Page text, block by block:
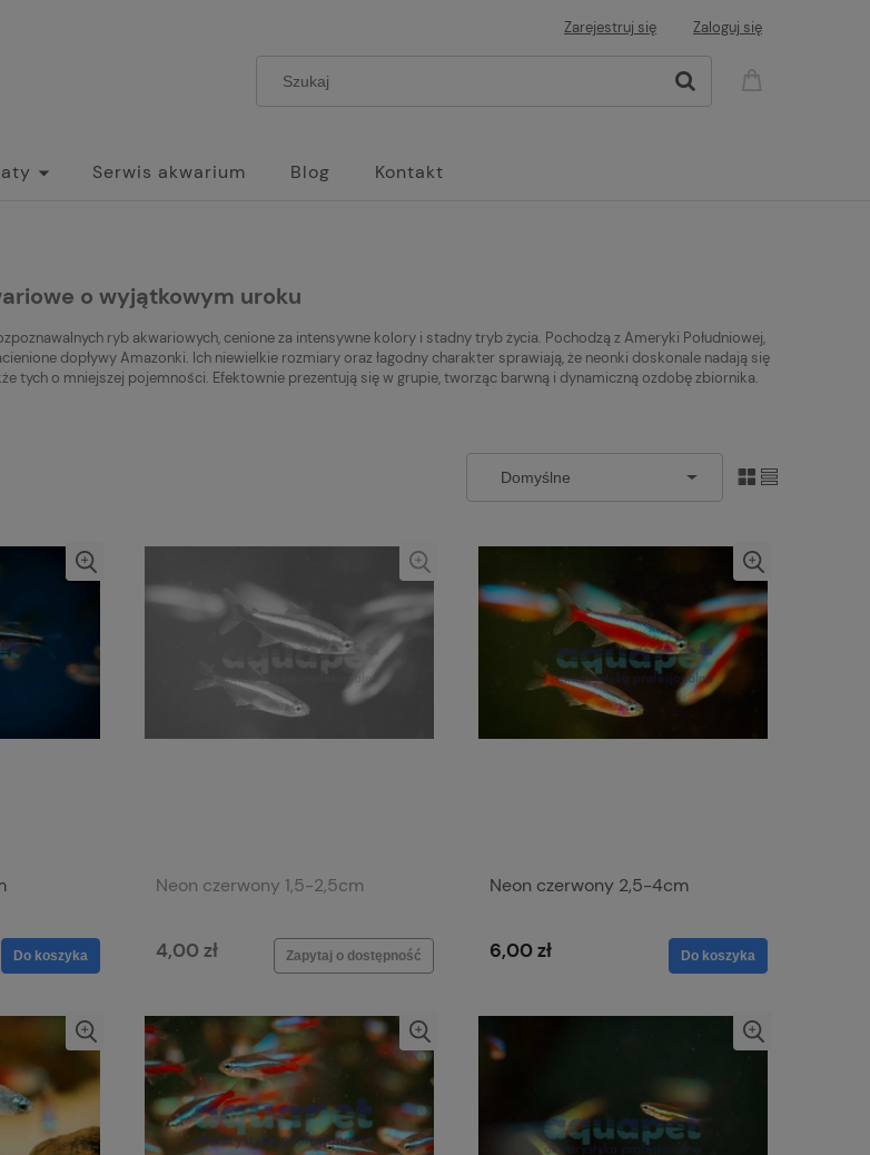
Zarejestruj się Zaloguj się
Serwis akwarium Blog Kontakt
o wyjątkowym uroku
ryb akwariowych, cenione za intensywne kolory i stadny tryb życia. Pochodzą z Ameryki Południowej,
dopływy Amazonki. Ich niewielkie rozmiary oraz łagodny charakter sprawiają, że neonki doskonale nadają się
tych o mniejszej pojemności. Efektownie prezentują się w grupie, tworząc barwną i dynamiczną ozdobę zbiornika.
Do koszyka
Neon czerwony 1,5-2,5cm
4,00 zł Zapytaj o dostępność
Neon czerwony 2,5-4cm
6,00 zł Do koszyka